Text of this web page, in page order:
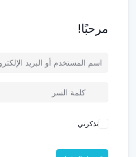
مرحبًا!
تذكرني